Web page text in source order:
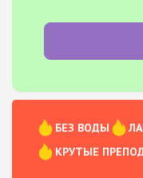
БЕЗ ВОДЫ
КРУТЫЕ